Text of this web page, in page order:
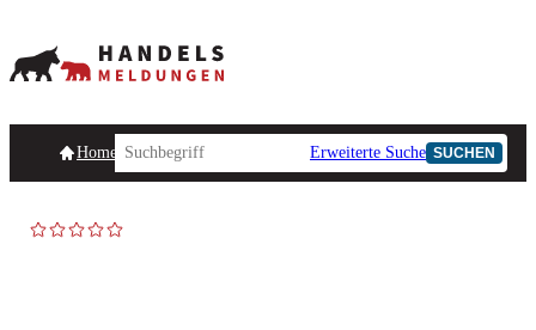
HomepageHandelsmeldungen Ad-Hoc-Meldungen
Erweiterte Suche SUCHEN